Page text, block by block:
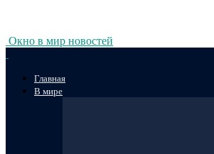
Окно в мир новостей
Главная
В мире